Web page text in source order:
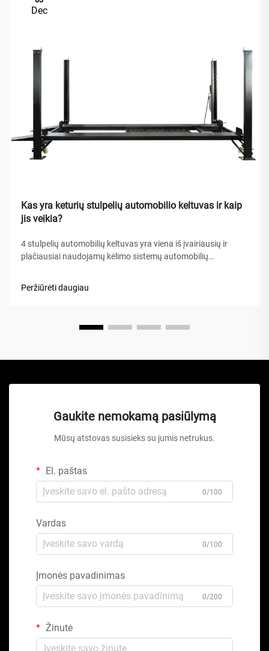
Dec
Kas yra keturių stulpelių automobilio keltuvas ir kaip
jis veikia?
4 stulpelių automobilių keltuvas yra viena iš įvairiausių ir
plačiausiai naudojamų kėlimo sistemų automobilių
hidraulinių keliamųjų ar žirklinių keltuvų, šis mechaninis
Peržiūrėti daugiau
Gaukite nemokamą pasiūlymą
Mūsų atstovas susisieks su jumis netrukus.
El. paštas
0/100
Vardas
0/100
Įmonės pavadinimas
0/200
Žinutė